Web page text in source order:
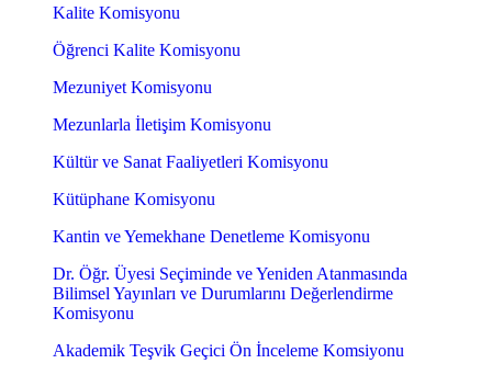
Kalite Komisyonu
Öğrenci Kalite Komisyonu
Mezuniyet Komisyonu
Mezunlarla İletişim Komisyonu
Kültür ve Sanat Faaliyetleri Komisyonu
Kütüphane Komisyonu
Kantin ve Yemekhane Denetleme Komisyonu
Dr. Öğr. Üyesi Seçiminde ve Yeniden Atanmasında
Bilimsel Yayınları ve Durumlarını Değerlendirme
Komisyonu
Akademik Teşvik Geçici Ön İnceleme Komsiyonu